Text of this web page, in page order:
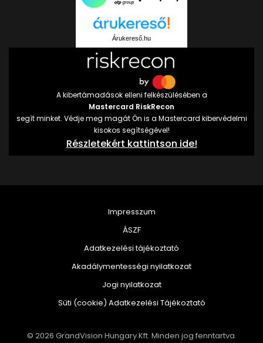
Árukereső.hu
A kibertámadások elleni felkészülésében a
Mastercard RiskRecon
segít minket. Védje meg magát Ön is a Mastercard kibervédelmi
kisokos segítségével!
Részletekért kattintson ide!
© 2026 GrandVision Hungary Kft. Minden jog fenntartva.
Impresszum
ÁSZF
Adatkezelési tájékoztató
Akadálymentességi nyilatkozat
Jogi nyilatkozat
Süti (cookie) Adatkezelési Tájékoztató